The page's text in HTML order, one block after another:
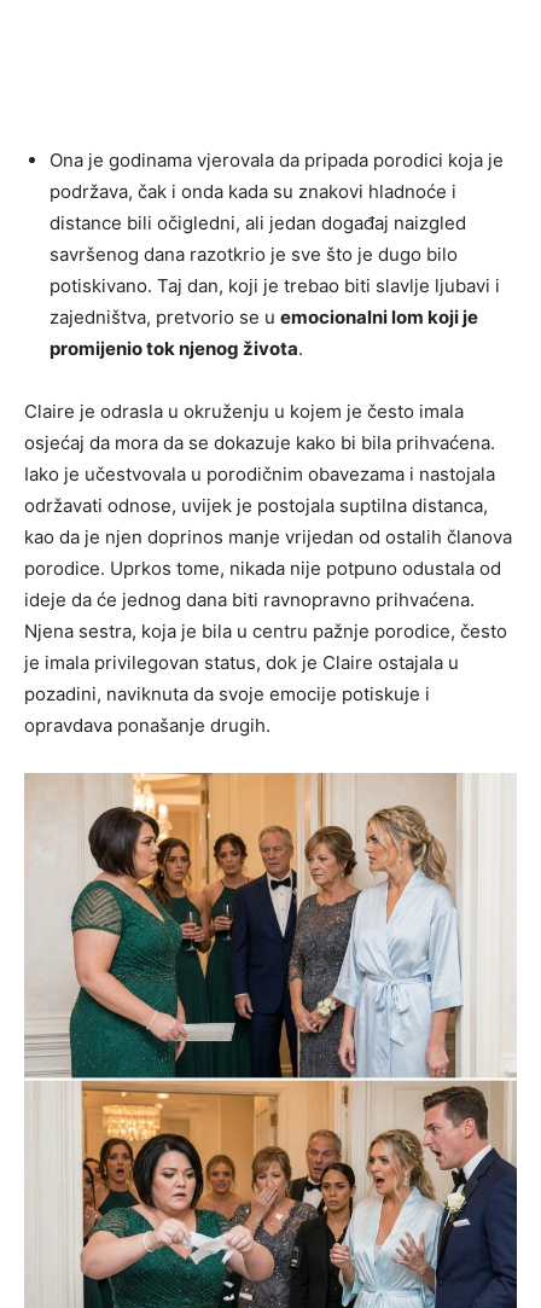
Ona je godinama vjerovala da pripada porodici koja je
podržava, čak i onda kada su znakovi hladnoće i
distance bili očigledni, ali jedan događaj naizgled
savršenog dana razotkrio je sve što je dugo bilo
potiskivano. Taj dan, koji je trebao biti slavlje ljubavi i
zajedništva, pretvorio se u emocionalni lom koji je
promijenio tok njenog života.
Claire je odrasla u okruženju u kojem je često imala
osjećaj da mora da se dokazuje kako bi bila prihvaćena.
Iako je učestvovala u porodičnim obavezama i nastojala
održavati odnose, uvijek je postojala suptilna distanca,
kao da je njen doprinos manje vrijedan od ostalih članova
porodice. Uprkos tome, nikada nije potpuno odustala od
ideje da će jednog dana biti ravnopravno prihvaćena.
Njena sestra, koja je bila u centru pažnje porodice, često
je imala privilegovan status, dok je Claire ostajala u
pozadini, naviknuta da svoje emocije potiskuje i
opravdava ponašanje drugih.